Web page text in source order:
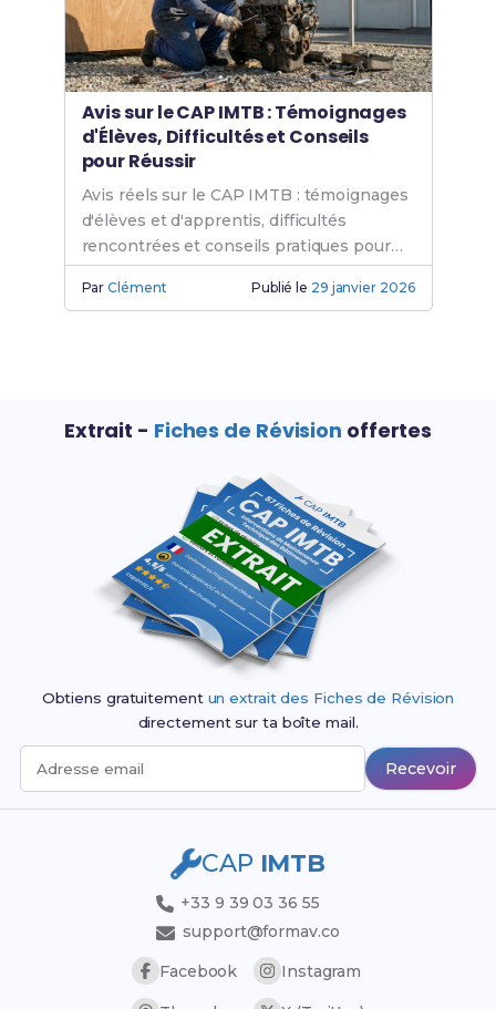
Avis sur le CAP IMTB : Témoignages
d'Élèves, Difficultés et Conseils
pour Réussir
Avis réels sur le CAP IMTB : témoignages
d'élèves et d'apprentis, difficultés
rencontrées et conseils pratiques pour
réussir ta formation.
ParClément Publié le 29 janvier 2026
Extrait - Fiches de Révision offertes
Obtiens gratuitement un extrait des Fiches de Révision
directement sur ta boîte mail.
Adresse email Recevoir
CAP IMTB
+33 9 39 03 36 55
support@formav.co
Facebook
Instagram